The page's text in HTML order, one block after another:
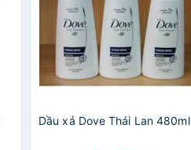
Dầu xả Dove Thái Lan 480ml